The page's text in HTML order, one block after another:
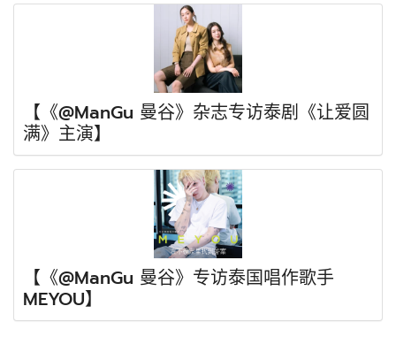
【《@ManGu 曼谷》杂志专访泰剧《让爱圆
满》主演】
【《@ManGu 曼谷》专访泰国唱作歌手
MEYOU】